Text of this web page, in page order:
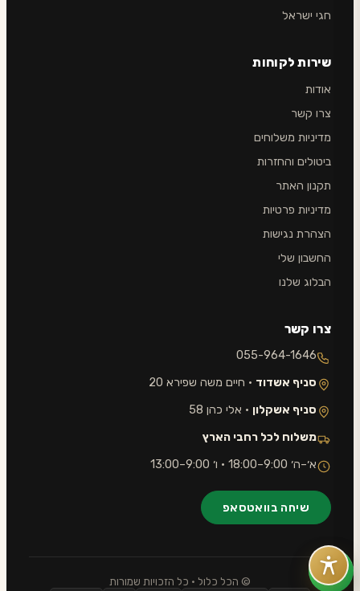
חגי ישראל
שירות לקוחות
אודות
צרו קשר
מדיניות משלוחים
ביטולים והחזרות
תקנון האתר
מדיניות פרטיות
הצהרת נגישות
החשבון שלי
הבלוג שלנו
צרו קשר
055-964-1646
סניף אשדוד · חיים משה שפירא 20
סניף אשקלון · אלי כהן 58
משלוח לכל רחבי הארץ
א׳–ה׳ 9:00–18:00 · ו׳ 9:00–13:00
שיחה בוואטסאפ
© הכל כלול · כל הזכויות שמורות